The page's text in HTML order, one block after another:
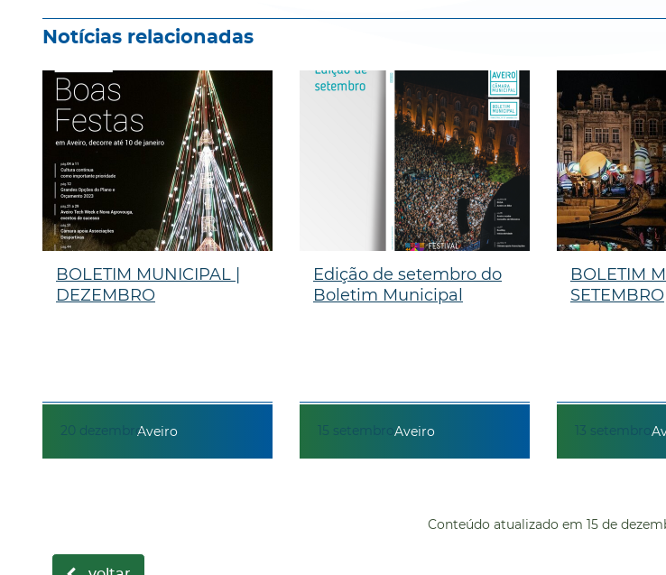
Notícias relacionadas
20 dezembro
BOLETIM MUNICIPAL |
DEZEMBRO
Aveiro 15 setembro
Edição de setembro do
Boletim Municipal
Aveiro 13 setembro
BOLETIM
SETEMBRO
Conteúdo atualizado em 15 de